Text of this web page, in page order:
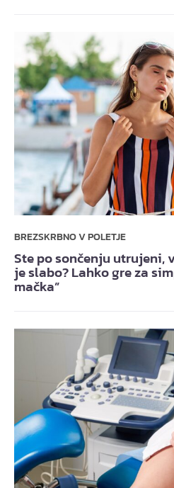
BREZSKRBNO V POLETJE
Ste po sončenju utrujeni,
je slabo? Lahko gre za
mačka”